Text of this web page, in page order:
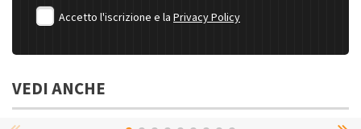
Accetto l'iscrizione e la Privacy Policy
VEDI ANCHE